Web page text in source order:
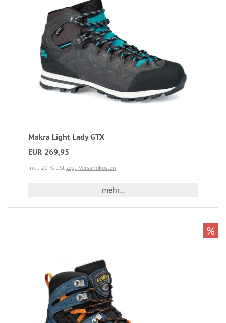
Makra Light Lady GTX
EUR 269,95
inkl. 20 % USt zzgl. Versandkosten
mehr...
%